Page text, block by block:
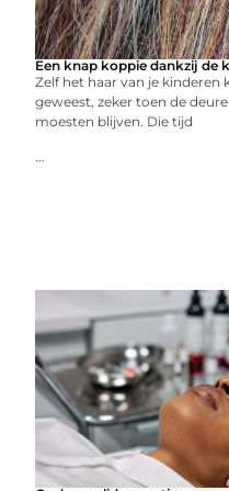
Een knap koppie dankzij de
Zelf het haar van je kinderen
geweest, zeker toen de
moesten blijven. Die tijd
...